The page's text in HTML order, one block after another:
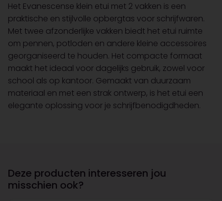
Het Evanescense klein etui met 2 vakken is een
praktische en stijlvolle opbergtas voor schrijfwaren.
Met twee afzonderlijke vakken biedt het etui ruimte
om pennen, potloden en andere kleine accessoires
georganiseerd te houden. Het compacte formaat
maakt het ideaal voor dagelijks gebruik, zowel voor
school als op kantoor. Gemaakt van duurzaam
materiaal en met een strak ontwerp, is het etui een
elegante oplossing voor je schrijfbenodigdheden.
Deze producten interesseren jou
misschien ook?